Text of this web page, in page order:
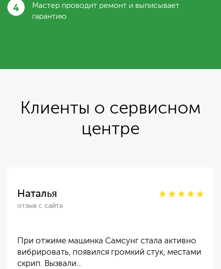
4
Мастер проводит ремонт и выписывает
гарантию
Клиенты о сервисном
центре
Наталья
отзыв с сайта
При отжиме машинка Самсунг стала активно
вибрировать, появился громкий стук, местами
скрип. Вызвали…